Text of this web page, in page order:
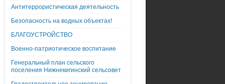
Антитеррористическая деятельность
Безопасность на водных объектах!
БЛАГОУСТРОЙСТВО
Военно-патриотическое воспитание
Генеральный план сельского
поселения Нижнекигинский сельсовет